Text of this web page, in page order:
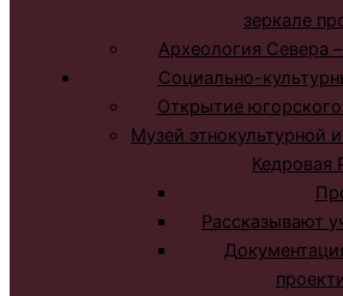
зеркале
Археология Севера
Социально-
Открытие югорского
Музей этнокультурной
Кедровая
Рассказывают